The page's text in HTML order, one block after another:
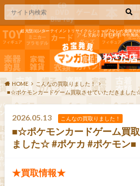
超大型エンターテイメントリサイクルショップ"マンガ倉庫大
しております!365日年中無休
HOME
こんなの買取りました！
■☆ポケモンカードゲーム買取させていただきました
2026.05.13 こんなの買取りました！
■☆ポケモンカードゲーム買
ました☆ #ポケカ #ポケモン■
★買取情報★